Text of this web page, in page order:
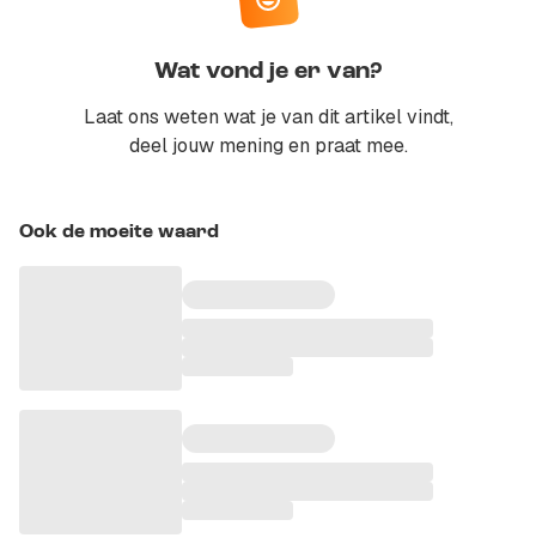
Wat vond je er van?
Laat ons weten wat je van dit artikel vindt,
deel jouw mening en praat mee.
Ook de moeite waard